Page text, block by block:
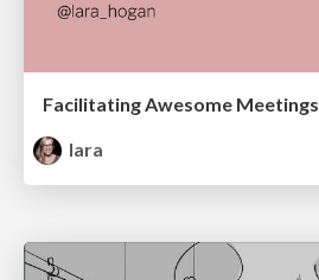
Facilitating Awesome Meetings
lara